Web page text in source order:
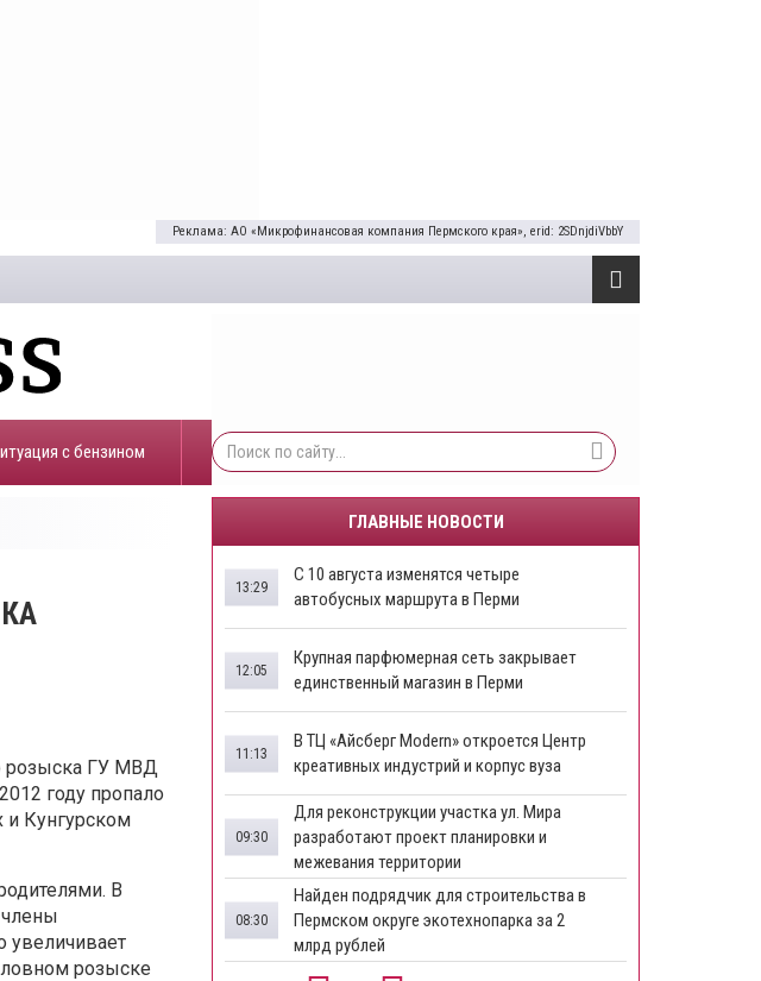
Реклама: АО «Микрофинансовая компания Пермского края», erid: 2SDnjdiVbbY
с бензином
розыска ГУ МВД
году пропало
и Кунгурском
В
увеличивает
розыске
ГЛАВНЫЕ НОВОСТИ
​С 10 августа изменятся четыре
автобусных маршрута в Перми
13:29
​Крупная парфюмерная сеть закрывает
единственный магазин в Перми
12:05
​В ТЦ «Айсберг Modern» откроется Центр
креативных индустрий и корпус вуза
11:13
Для реконструкции участка ул. Мира
разработают проект планировки и
межевания территории
09:30
Найден подрядчик для строительства в
Пермском округе экотехнопарка за 2
млрд рублей
08:30